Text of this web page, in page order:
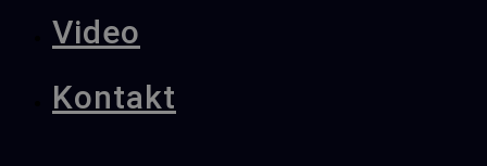
Video
Kontakt